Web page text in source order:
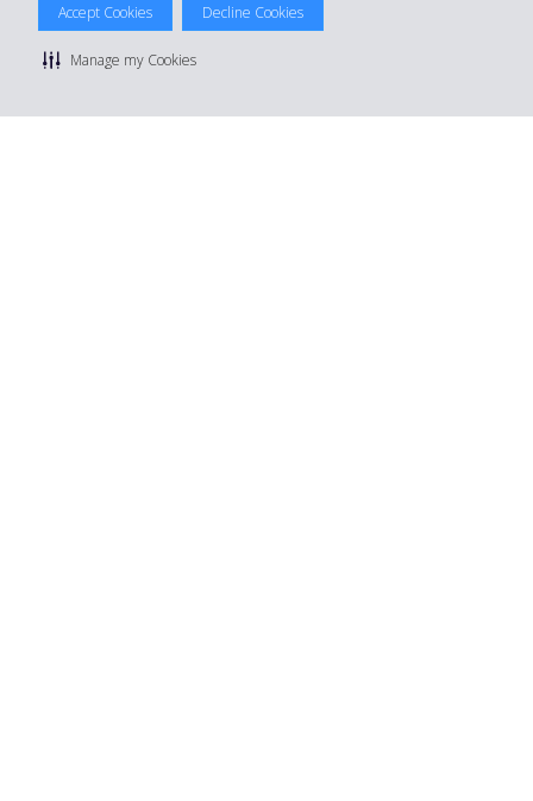
Accept Cookies Decline Cookies
Manage my Cookies
Privacy Policy
Condizioni di Utilizzo
noleggio | Mappa sito Hertz